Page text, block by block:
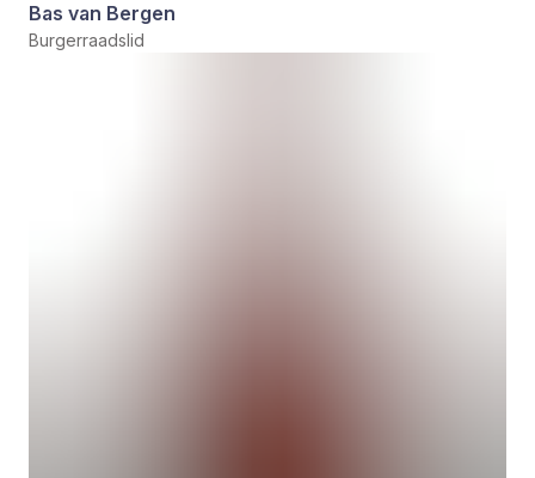
Bas van Bergen
Burgerraadslid